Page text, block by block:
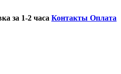
за 1-2 часа Контакты Оплата